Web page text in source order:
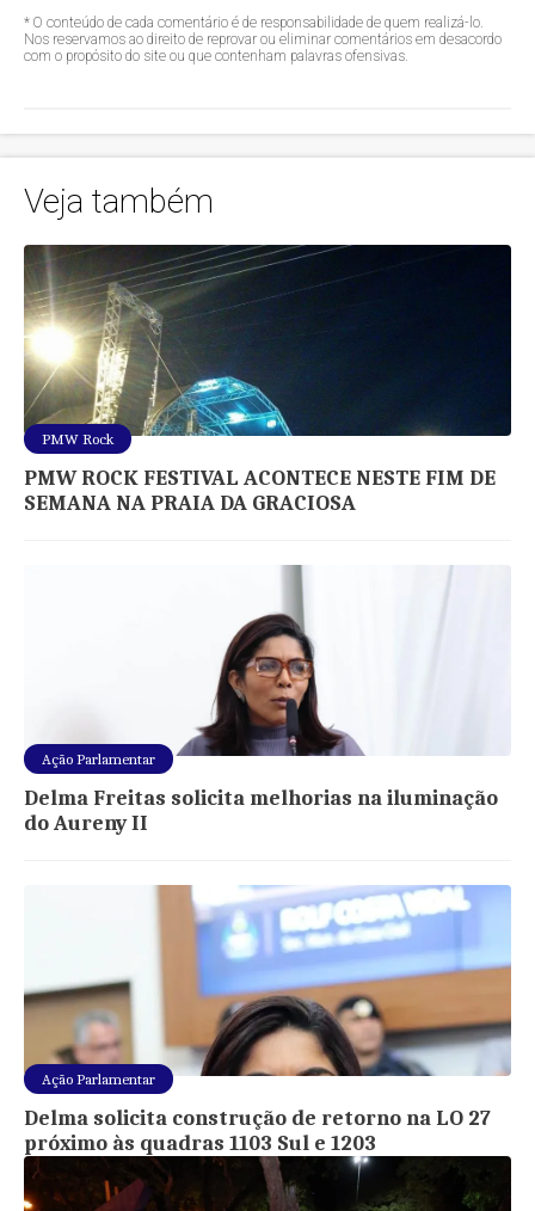
* O conteúdo de cada comentário é de responsabilidade de quem realizá-lo.
Nos reservamos ao direito de reprovar ou eliminar comentários em desacordo
com o propósito do site ou que contenham palavras ofensivas.
Veja também
PMW Rock
PMW ROCK FESTIVAL ACONTECE NESTE FIM DE
SEMANA NA PRAIA DA GRACIOSA
Ação Parlamentar
Delma Freitas solicita melhorias na iluminação
do Aureny II
Ação Parlamentar
Delma solicita construção de retorno na LO 27
próximo às quadras 1103 Sul e 1203